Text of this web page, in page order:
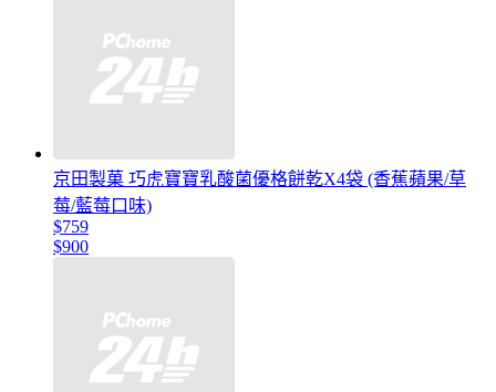
京田製菓 巧虎寶寶乳酸菌優格餅乾X4袋 (香蕉蘋果/草
莓/藍莓口味)
$759
$900